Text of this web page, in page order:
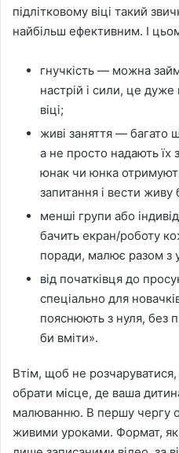
підлітковому віці такий
найбільш ефективним. І
гнучкість — можна
настрій і сили, це
віці;
живі заняття — багато
а не просто надають їх
юнак чи юнка
запитання і вести живу
менші групи або
бачить екран/роботу
поради, малює разом з
від початківця до
спеціально для
пояснюють з нуля, без
би вміти».
Втім, щоб не
обрати місце, де ваша
малюванню. В першу чергу
живими уроками. Формат,